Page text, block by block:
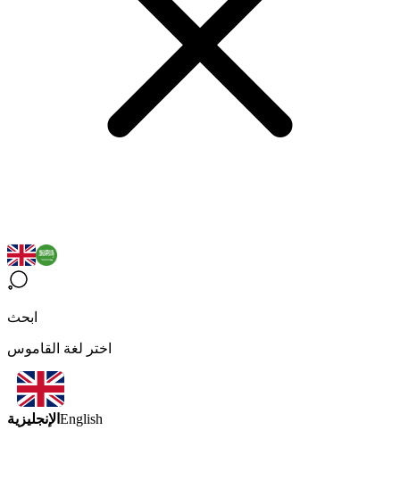
ابحث
اختر لغة القاموس
الإنجليزية English